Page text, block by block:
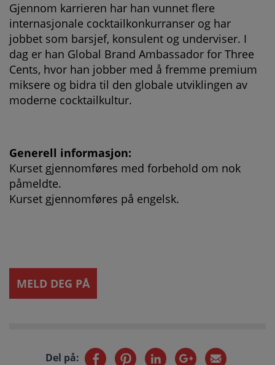
Gjennom karrieren har han vunnet flere
internasjonale cocktailkonkurranser og har
jobbet som barsjef, konsulent og underviser. I
dag er han Global Brand Ambassador for Three
Cents, hvor han jobber med å fremme premium
miksere og bidra til den globale utviklingen av
moderne cocktailkultur.
Generell informasjon:
Kurset gjennomføres med forbehold om nok
påmeldte.
Kurset gjennomføres på engelsk.
MELD DEG PÅ
Del på: